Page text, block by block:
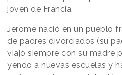
joven de Francia.
Jerome nació en un pueblo
de padres divorciados (su
viajó siempre con su madre
yendo a nuevas escuelas y